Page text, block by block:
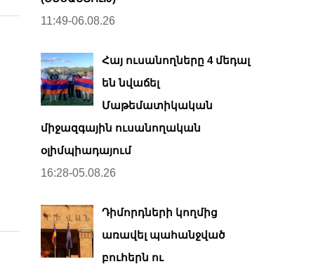
11:49-06.08.26
Հայ ուսանողները 4 մեդալ
են նվաճել
Մաթեմատիկական
միջազգային ուսանողական
օլիմպիադայում
16:28-05.08.26
Դիմորդների կողմից
առավել պահանջված
բուհերն ու